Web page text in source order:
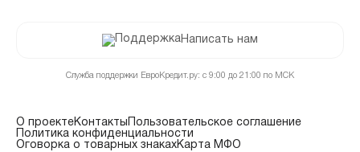
Написать нам
Служба поддержки ЕвроКредит.ру: с 9:00 до 21:00 по МСК
О проектеКонтакты
Пользовательское соглашение
Политика конфиденциальности
Оговорка о товарных знакахКарта МФО